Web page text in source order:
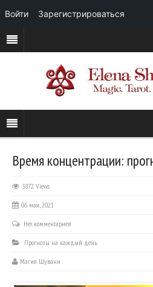
Время концентрации:
3872 Views
06 мая, 2021
Нет комментариев
Прогнозы на каждый день
Магия Шувани
Войти Зарегистрироваться